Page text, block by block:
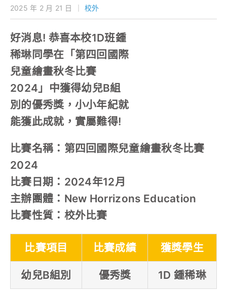
聯絡我們
2025 年 2 月 21 日 校外
好消息! 恭喜本校1D班鍾
稀琳同學在「第四回國際
兒童繪畫秋冬比賽
2024」中獲得幼兒B組
別的優秀獎，小小年紀就
能獲此成就，實屬難得!
比賽名稱：第四回國際兒童繪畫秋冬比賽
2024
比賽日期：2024年12月
主辦團體：New Horrizons Education
比賽性質：校外比賽
比賽項目 比賽成績 獲獎學生
幼兒B組別 優秀獎 1D 鍾稀琳